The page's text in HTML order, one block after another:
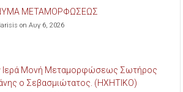
ΜΕΤΑΜΟΡΦΩΣΕΩΣ
on Αυγ 6, 2026
Ιερά Μονή Μεταμορφώσεως Σωτήρος
ο Σεβασμιώτατος. (ΗΧΗΤΙΚΟ)